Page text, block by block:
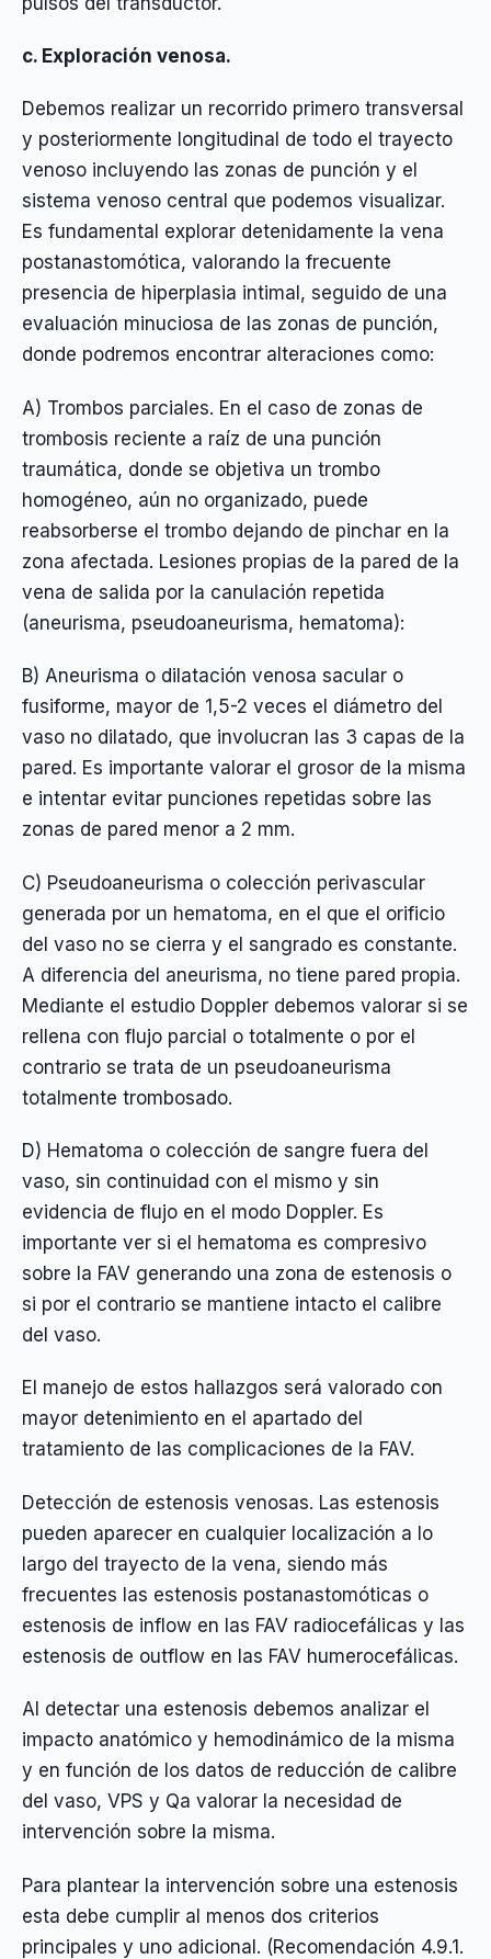
c. Exploración venosa.
Debemos realizar un recorrido primero transversal
y posteriormente longitudinal de todo el trayecto
venoso incluyendo las zonas de punción y el
sistema venoso central que podemos visualizar.
Es fundamental explorar detenidamente la vena
postanastomótica, valorando la frecuente
presencia de hiperplasia intimal, seguido de una
evaluación minuciosa de las zonas de punción,
donde podremos encontrar alteraciones como:
A) Trombos parciales. En el caso de zonas de
trombosis reciente a raíz de una punción
traumática, donde se objetiva un trombo
homogéneo, aún no organizado, puede
reabsorberse el trombo dejando de pinchar en la
zona afectada. Lesiones propias de la pared de la
vena de salida por la canulación repetida
(aneurisma, pseudoaneurisma, hematoma):
B) Aneurisma o dilatación venosa sacular o
fusiforme, mayor de 1,5-2 veces el diámetro del
vaso no dilatado, que involucran las 3 capas de la
pared. Es importante valorar el grosor de la misma
e intentar evitar punciones repetidas sobre las
zonas de pared menor a 2 mm.
C) Pseudoaneurisma o colección perivascular
generada por un hematoma, en el que el orificio
del vaso no se cierra y el sangrado es constante.
A diferencia del aneurisma, no tiene pared propia.
Mediante el estudio Doppler debemos valorar si se
rellena con flujo parcial o totalmente o por el
contrario se trata de un pseudoaneurisma
totalmente trombosado.
D) Hematoma o colección de sangre fuera del
vaso, sin continuidad con el mismo y sin
evidencia de flujo en el modo Doppler. Es
importante ver si el hematoma es compresivo
sobre la FAV generando una zona de estenosis o
si por el contrario se mantiene intacto el calibre
del vaso.
El manejo de estos hallazgos será valorado con
mayor detenimiento en el apartado del
tratamiento de las complicaciones de la FAV.
Detección de estenosis venosas. Las estenosis
pueden aparecer en cualquier localización a lo
largo del trayecto de la vena, siendo más
frecuentes las estenosis postanastomóticas o
estenosis de inflow en las FAV radiocefálicas y las
estenosis de outflow en las FAV humerocefálicas.
Al detectar una estenosis debemos analizar el
impacto anatómico y hemodinámico de la misma
y en función de los datos de reducción de calibre
del vaso, VPS y Qa valorar la necesidad de
intervención sobre la misma.
Para plantear la intervención sobre una estenosis
esta debe cumplir al menos dos criterios
principales y uno adicional. (Recomendación 4.9.1.